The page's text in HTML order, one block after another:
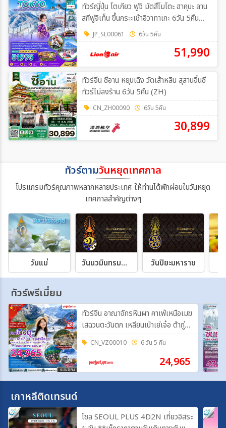
ทัวร์ญี่ปุ่น โตเกียว ฟูจิ มัตสึโมโตะ ฮาคุบะ ลาน
สกีฟูจิเท็น ขึ้นกระะเช้าอิวาทาเกะ 6วัน 5คืน
(SL)JP_SL00061 6วัน 5คืน
51,990
ทัวร์จีน ซีอาน หยุนเฉิง วัดเส้าหลิน สุสานจิ๋นซี
ทัวร์ไม่ลงร้าน 6วัน 5คืน (ZH)
CN_ZH00090 6วัน 5คืน
30,899
ทัวร์ตามวันหยุดเทศกาล
โปรแกรมทัวร์คุณภาพหลากหลายประเทศ ให้ท่านได้พักผ่อนในวันหยุด
เทศกาลสำคัญต่างๆ
วันแม่ วันนวมินทรมหาราช วันปิยะมหาราช
ทัวร์พรีเมี่ยม
ทัวร์จีน อาณาจักรหินผา คาเฟ่เหนือเมฆ
เสฉวนตะวันตก เหลียนเป่าเย่เจ๋อ ต้ากู่ปิ่ง
ชวน 6 วัน 5 คืน FT-TFUVZ38A
CN_VZ00010 6 วัน 5 คืน
24,965
เกาหลีติดเทรนด์
โซล SEOUL PLUS 4D2N เที่ยวอิสระ